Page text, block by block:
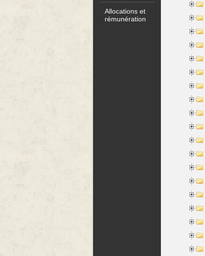
Allocations et
rémunération